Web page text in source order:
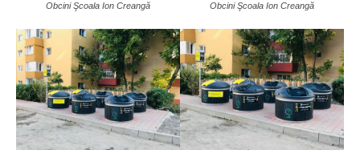
Obcini Şcoala Ion Creangă Obcini Şcoala Ion Creangă